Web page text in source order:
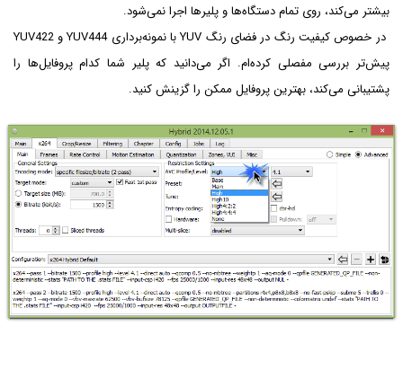
بیشتر می‌کند، روی تمام دستگاه‌ها و پلیرها اجرا نمی‌شود.
در خصوص کیفیت رنگ در فضای رنگ YUV با نمونه‌برداری YUV444 و YUV422
پیش‌تر بررسی مفصلی کرده‌ام. اگر می‌دانید که پلیر شما کدام پروفایل‌ها را
پشتیبانی می‌کند، بهترین پروفایل ممکن را گزینش کنید.